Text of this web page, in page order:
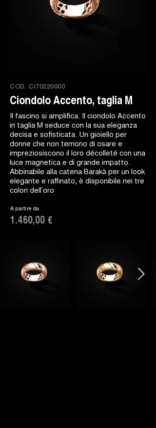
COD. CI70220000
Ciondolo Accento, taglia M
Il fascino si amplifica. Il ciondolo Accento
in taglia M seduce con la sua eleganza
decisa e sofisticata. Un gioiello per
donne che non temono di osare e
impreziosiscono il loro décolleté con una
luce magnetica e di grande impatto.
Abbinabile alla catena Barakà per un look
elegante e raffinato, è disponibile nei tre
colori dell’oro
A partire da
1.460,00 €